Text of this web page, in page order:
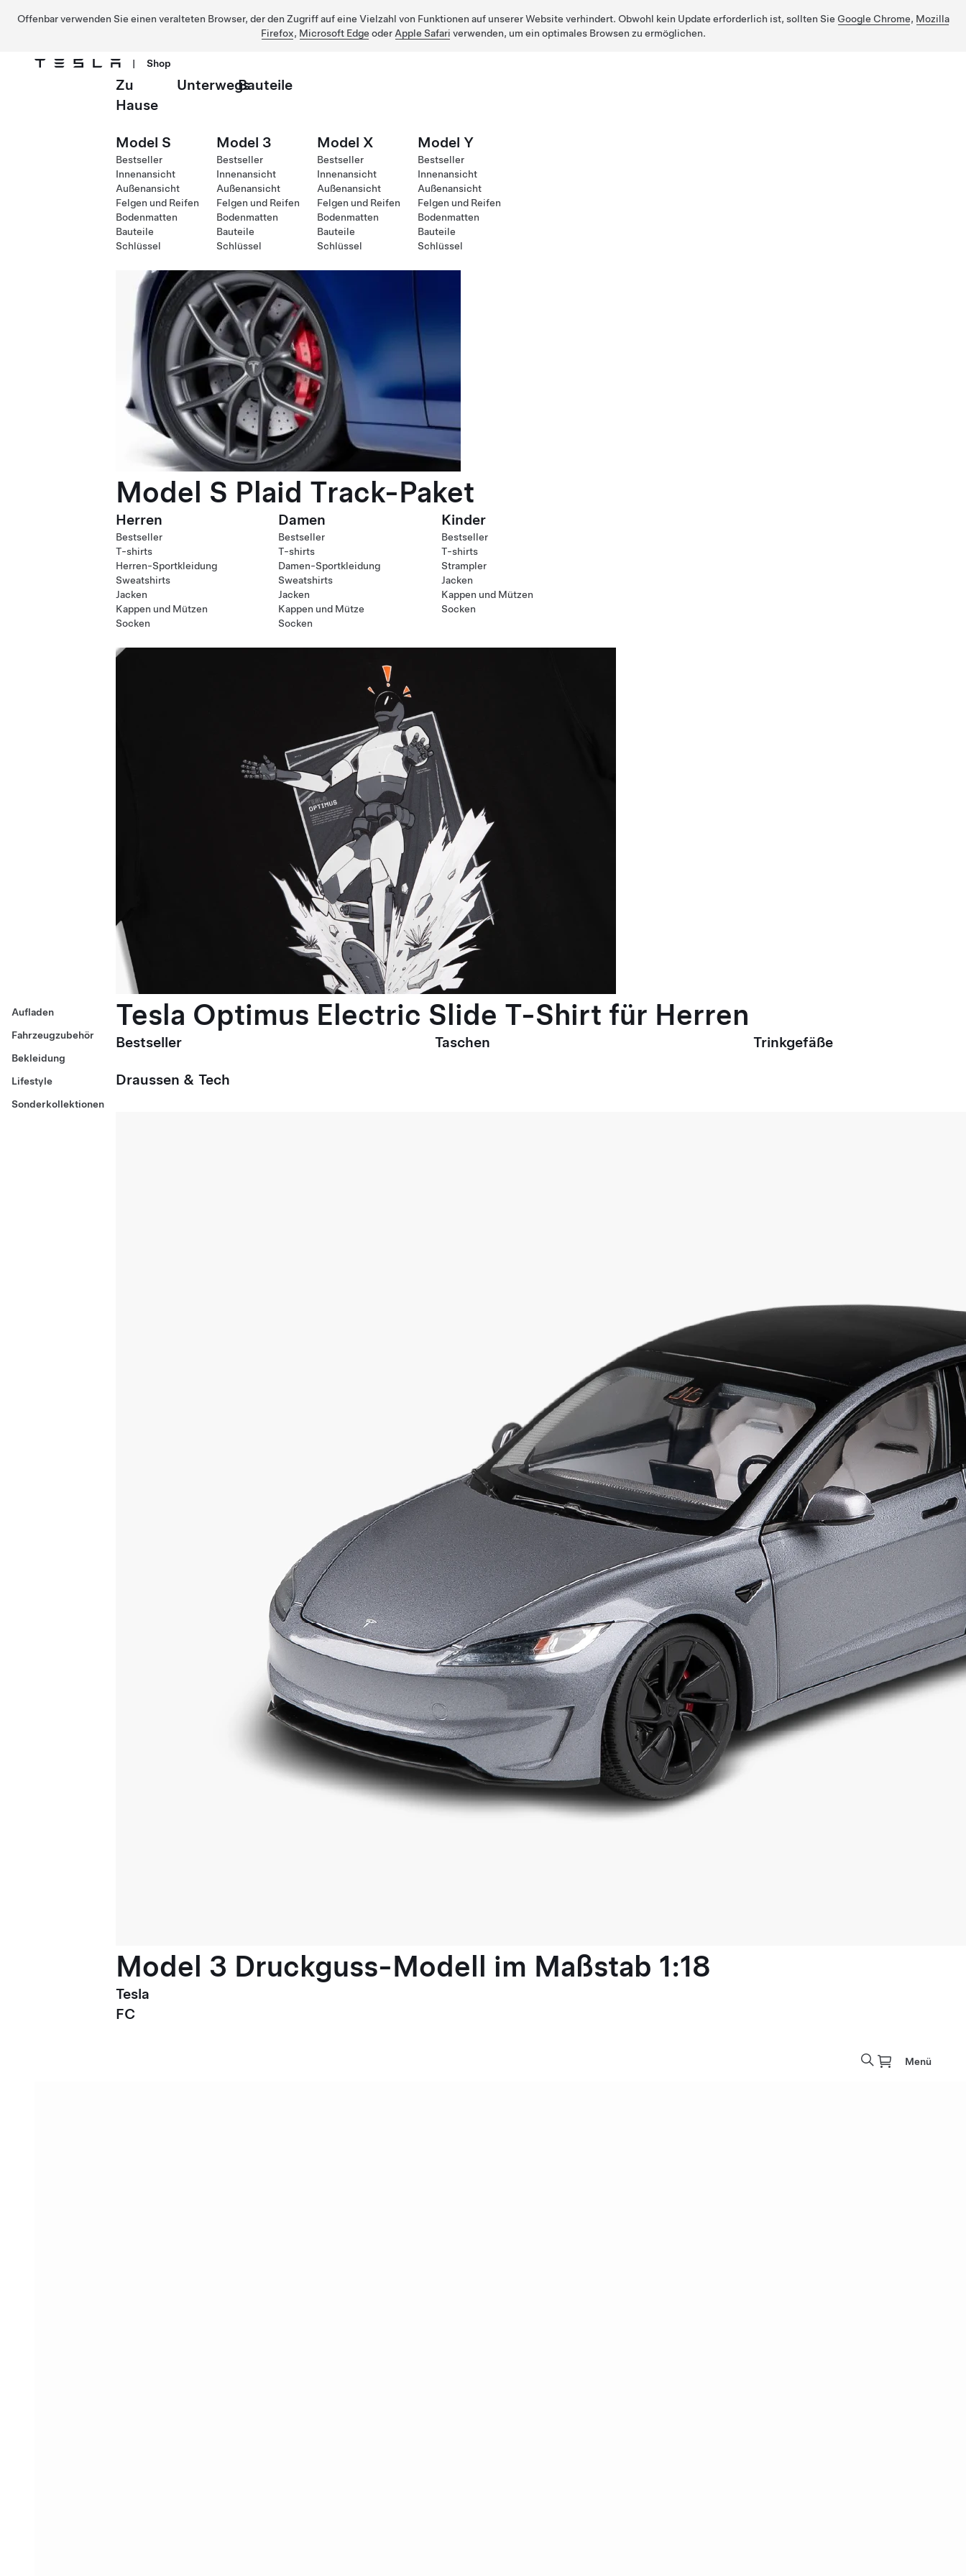
Offenbar verwenden Sie einen veralteten Browser, der den Zugriff auf eine Vielzahl von Funktionen auf unserer Website verhindert. Obwohl kein Update erforderlich ist, sollten Sie Google Chrome, Mozilla
Firefox, Microsoft Edge oder Apple Safari verwenden, um ein optimales Browsen zu ermöglichen.
| Shop
Aufladen
Fahrzeugzubehör
Bekleidung
Lifestyle
Sonderkollektionen
Zu
Hause
UnterwegsBauteile
Model S
Bestseller
Innenansicht
Außenansicht
Felgen und Reifen
Bodenmatten
Bauteile
Schlüssel
Model 3
Bestseller
Innenansicht
Außenansicht
Felgen und Reifen
Bodenmatten
Bauteile
Schlüssel
Model X
Bestseller
Innenansicht
Außenansicht
Felgen und Reifen
Bodenmatten
Bauteile
Schlüssel
Model Y
Bestseller
Innenansicht
Außenansicht
Felgen und Reifen
Bodenmatten
Bauteile
Schlüssel
Model S Plaid Track-Paket
Herren
Bestseller
T-shirts
Herren-Sportkleidung
Sweatshirts
Jacken
Kappen und Mützen
Socken
Damen
Bestseller
T-shirts
Damen-Sportkleidung
Sweatshirts
Jacken
Kappen und Mütze
Socken
Kinder
Bestseller
T-shirts
Strampler
Jacken
Kappen und Mützen
Socken
Tesla Optimus Electric Slide T-Shirt für Herren
Bestseller Taschen Trinkgefäße
Draussen & Tech
Model 3 Druckguss-Modell im Maßstab 1:18
Tesla
FC
Menü